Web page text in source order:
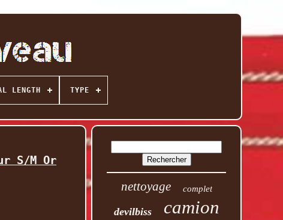
LENGTH TYPE
S/M Or
nettoyage complet
devilbiss camion